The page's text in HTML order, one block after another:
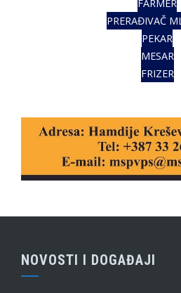
FARMER
PRERAĐIVAČ
PEKAR
MESAR
FRIZER
NOVOSTI I DOGAĐAJI